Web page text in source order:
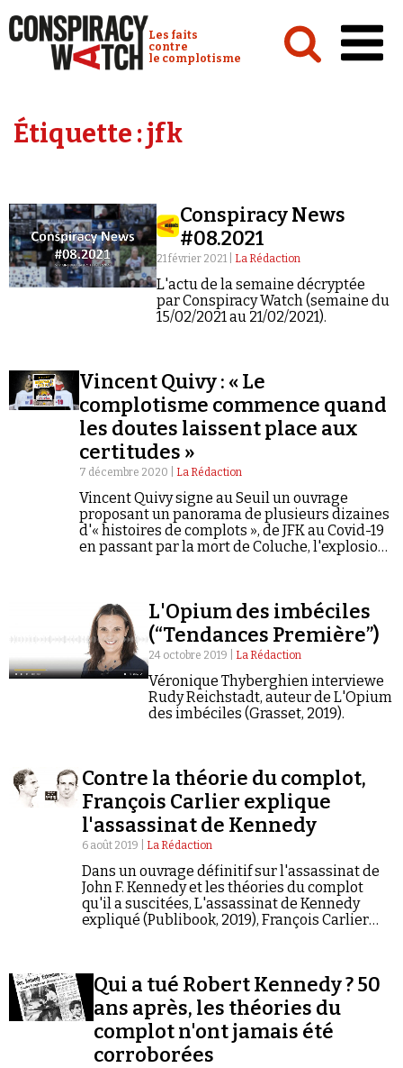
Conspiracy Watch :
Les faits
contre
le complotisme
Analyses
Vidéos
Émissions
Revues de presse
Newsletter
Faire un don
Demander à Vera
Se connecter
Étiquette :jfk
Conspiracy News
#08.2021
21 février 2021 | La Rédaction
L'actu de la semaine décryptée
par Conspiracy Watch (semaine du
15/02/2021 au 21/02/2021).
Vincent Quivy : « Le
complotisme commence quand
les doutes laissent place aux
certitudes »
7 décembre 2020 | La Rédaction
Vincent Quivy signe au Seuil un ouvrage
proposant un panorama de plusieurs dizaines
d'« histoires de complots », de JFK au Covid-19
en passant par la mort de Coluche, l'explosion
L'Opium des imbéciles
(“Tendances Première”)
24 octobre 2019 | La Rédaction
Véronique Thyberghien interviewe
Rudy Reichstadt, auteur de L'Opium
des imbéciles (Grasset, 2019).
Contre la théorie du complot,
François Carlier explique
l'assassinat de Kennedy
6 août 2019 | La Rédaction
Dans un ouvrage définitif sur l'assassinat de
John F. Kennedy et les théories du complot
qu'il a suscitées, L'assassinat de Kennedy
expliqué (Publibook, 2019), François Carlier
Qui a tué Robert Kennedy ? 50
ans après, les théories du
complot n'ont jamais été
corroborées